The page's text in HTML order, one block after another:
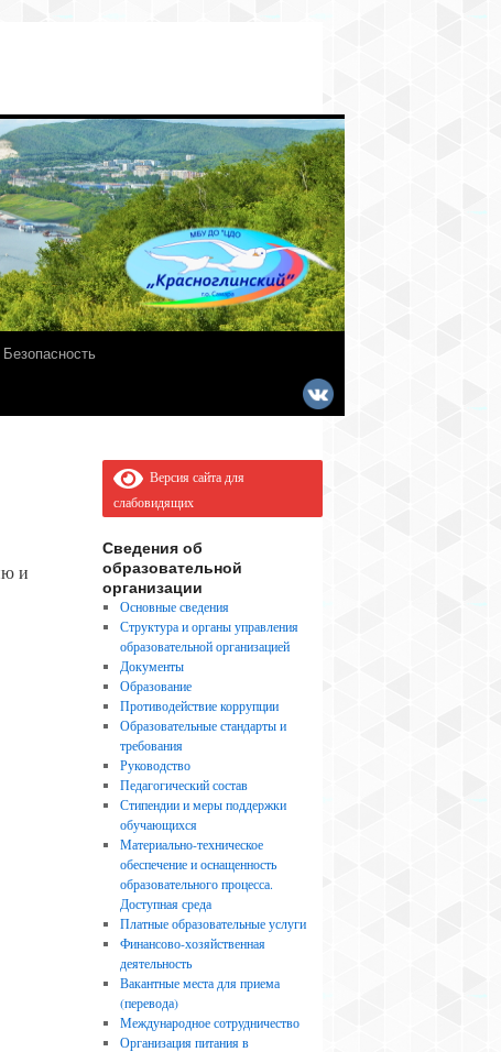
Безопасность
и
Версия сайта для
слабовидящих
Сведения об
образовательной
организации
Основные сведения
Структура и органы управления
образовательной организацией
Документы
Образование
Противодействие коррупции
Образовательные стандарты и
требования
Руководство
Педагогический состав
Стипендии и меры поддержки
обучающихся
Материально-техническое
обеспечение и оснащенность
образовательного процесса.
Доступная среда
Платные образовательные услуги
Финансово-хозяйственная
деятельность
Вакантные места для приема
(перевода)
Международное сотрудничество
Организация питания в